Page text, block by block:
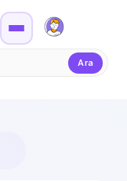
Firma Girişi
Ara